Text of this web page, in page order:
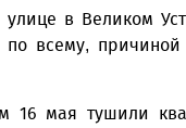
в Великом
всему,
16 мая тушили